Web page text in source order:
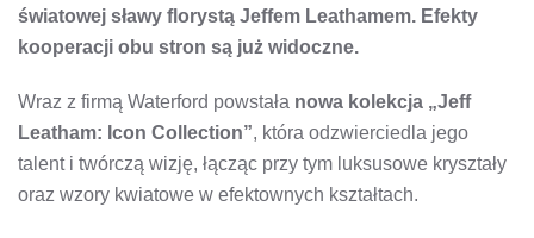
światowej sławy florystą Jeffem Leathamem. Efekty
kooperacji obu stron są już widoczne.
Wraz z firmą Waterford powstała nowa kolekcja „Jeff
Leatham: Icon Collection”, która odzwierciedla jego
talent i twórczą wizję, łącząc przy tym luksusowe kryształy
oraz wzory kwiatowe w efektownych kształtach.